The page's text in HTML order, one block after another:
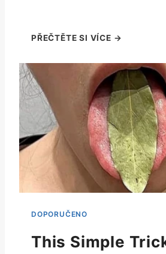
This Simple